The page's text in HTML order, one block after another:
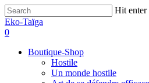
Hit enter
Eko-Taïga
0
Boutique-Shop
Hostile
Un monde hostile